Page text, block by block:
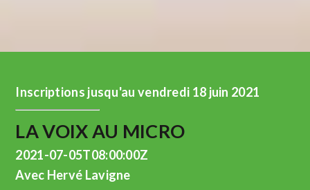
Inscriptions jusqu'au vendredi 18 juin 2021
LA VOIX AU MICRO
2021-07-05T08:00:00Z
Avec Hervé Lavigne